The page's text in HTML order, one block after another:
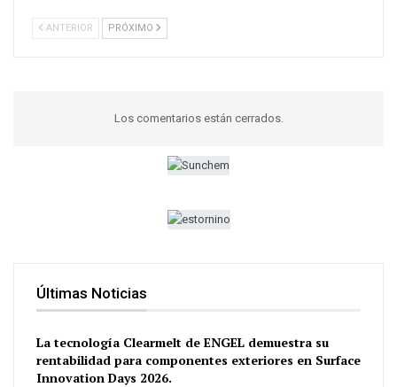
ANTERIOR PRÓXIMO
Los comentarios están cerrados.
Últimas Noticias
La tecnología Clearmelt de ENGEL demuestra su
rentabilidad para componentes exteriores en Surface
Innovation Days 2026.